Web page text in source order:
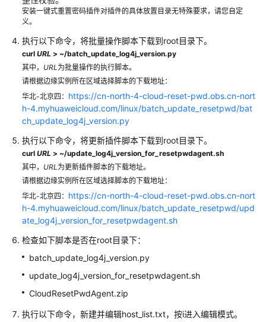
管
缘
业
务
边
缘
实
例
边
缘
镜
像
缘
网
边
缘
安装一键式重置密码插件对插件的具体放置目录无特殊要求，请您自定
义。
执行以下命令，将批量操作脚本下载到root目录下。
curl URL > ~/batch_update_log4j_version.py
其中， URL为批量操作的执行脚本。
请根据边缘实例所在区域选择脚本的下载地址：
华北-北京四： https://cn-north-4-cloud-reset-pwd.obs.cn-nort
h-4.myhuaweicloud.com/linux/batch_update_resetpwd/bat
ch_update_log4j_version.py
执行以下命令，将更新插件脚本下载到root目录下。
curl URL > ~/update_log4j_version_for_resetpwdagent.sh
其中， URL为更新插件脚本的下载地址。
请根据边缘实例所在区域选择脚本的下载地址：
华北-北京四： https://cn-north-4-cloud-reset-pwd.obs.cn-nort
h-4.myhuaweicloud.com/linux/batch_update_resetpwd/upd
ate_log4j_version_for_resetpwdagent.sh
检查如下脚本是否在root目录下：
batch_update_log4j_version.py
update_log4j_version_for_resetpwdagent.sh
CloudResetPwdAgent.zip
执行以下命令，新建并编辑host_list.txt，按i进入编辑模式。